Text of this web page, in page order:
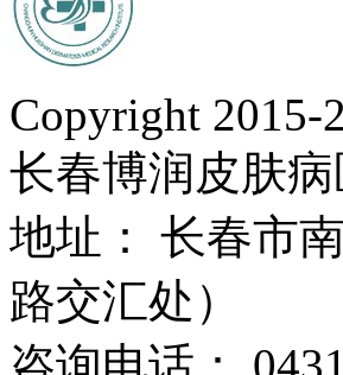
Copyright 2015-
长春博润皮肤
地址： 长春市
路交汇处）